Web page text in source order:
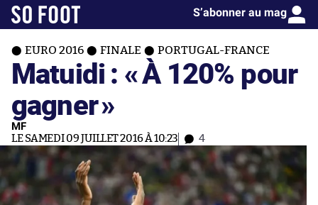
S’abonner au mag
EURO 2016 FINALE PORTUGAL-FRANCE
Matuidi : «À 120% pour
gagner»
MF
LE SAMEDI 09 JUILLET 2016 À 10:23 4